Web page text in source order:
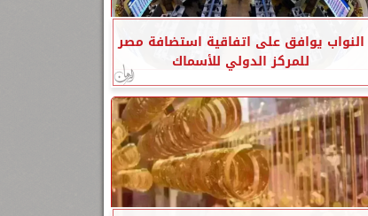
النواب يوافق على اتفاقية استضافة مصر
للمركز الدولي للأسماك